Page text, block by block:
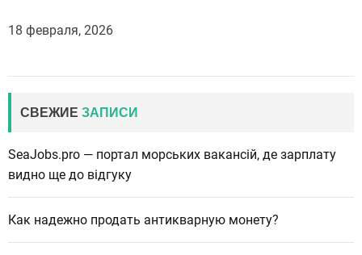
18 февраля, 2026
СВЕЖИЕ ЗАПИСИ
SeaJobs.pro — портал морських вакансій, де зарплату
видно ще до відгуку
Как надежно продать антикварную монету?